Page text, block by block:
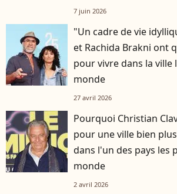
7 juin 2026
"Un cadre de vie
et Rachida Brakni ont
pour vivre dans la ville
monde
27 avril 2026
Pourquoi Christian
pour une ville bien
dans l'un des pays les
monde
2 avril 2026